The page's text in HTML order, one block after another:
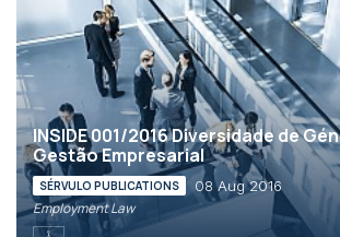
INSIDE 001/2016 Diversidade de
Gestão Empresarial
SÉRVULO PUBLICATIONS 08 Aug 2016
Employment Law